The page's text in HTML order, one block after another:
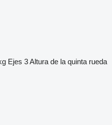
Ejes 3Altura de la quinta rueda